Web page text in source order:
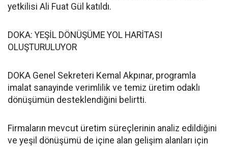
yetkilisi Ali Fuat Gül katıldı.
DOKA: YEŞİL DÖNÜŞÜME YOL HARİTASI
OLUŞTURULUYOR
DOKA Genel Sekreteri Kemal Akpınar, programla
imalat sanayinde verimlilik ve temiz üretim odaklı
dönüşümün desteklendiğini belirtti.
Firmaların mevcut üretim süreçlerinin analiz edildiğini
ve yeşil dönüşümü de içine alan gelişim alanları için